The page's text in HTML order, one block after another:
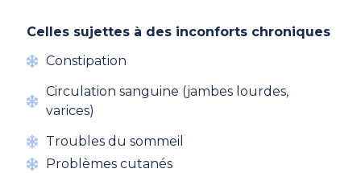
Celles sujettes à des inconforts chroniques
Constipation
Circulation sanguine (jambes lourdes,
varices)
Troubles du sommeil
Problèmes cutanés